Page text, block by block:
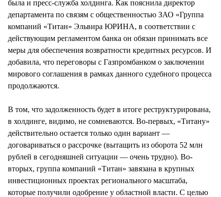
была и пресс-служба холдинга. Как пояснила директор
департамента по связям с общественностью ЗАО «Группа
компаний «Титан» Эльвира ЮРИНА, в соответствии с
действующим регламентом банка он обязан принимать все
меры для обеспечения возвратности кредитных ресурсов. И
добавила, что переговоры с Газпромбанком о заключении
мирового соглашения в рамках данного судебного процесса
продолжаются.
В том, что задолженность будет в итоге реструктурирована,
в холдинге, видимо, не сомневаются. Во-первых, «Титану»
действительно остается только один вариант —
договариваться о рассрочке (вытащить из оборота 52 млн
рублей в сегодняшней ситуации — очень трудно). Во-
вторых, группа компаний «Титан» завязана в крупных
инвестиционных проектах регионального масштаба,
которые получили одобрение у областной власти. С целью